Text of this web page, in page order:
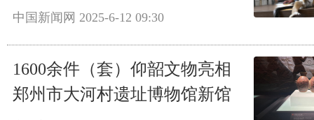
中国新闻网 2025-6-12 09:30
1600余件（套）仰韶文物亮相
郑州市大河村遗址博物馆新馆